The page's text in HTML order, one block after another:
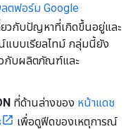
ตฟอร์ม Google
ยวกับปัญหาที่เกิดขึ้นอยู่และ
แบบเรียลไทม์ กลุ่มนี้ยัง
กับผลิตภัณฑ์และ
ที่ด้านล่างของ หน้าแดช
เพื่อดูฟีดของเหตุการณ์